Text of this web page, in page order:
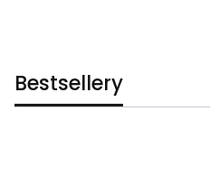
Bestsellery